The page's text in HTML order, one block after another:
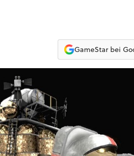
GameStar bei